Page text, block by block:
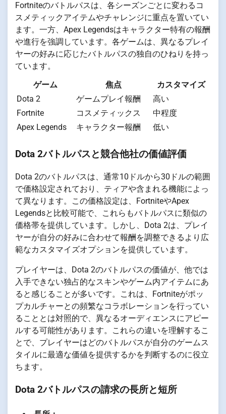
Fortniteのバトルパスは、各シーズンごとに変わるコ
スメティックアイテムやチャレンジに重点を置いてい
ます。一方、Apex Legendsはキャラクター特有の報酬
や進行を強調しています。各ゲームは、異なるプレイ
ヤーの好みに応じたバトルパスの独自のひねりを持っ
ています。
ゲーム
焦点
カスタマイズ
Dota 2
ゲームプレイ報酬
高い
Fortnite
コスメティックス
中程度
Apex Legends
キャラクター報酬 低い
Dota 2バトルパスと競合他社の価値評価
Dota 2のバトルパスは、通常10ドルから30ドルの範囲
で価格設定されており、ティアや含まれる機能によっ
て異なります。この価格設定は、FortniteやApex
Legendsと比較可能で、これらもバトルパスに類似の
価格帯を提供しています。しかし、Dota 2は、プレイ
ヤーが自分の好みに合わせて報酬を調整できるより広
範なカスタマイズオプションを提供しています。
プレイヤーは、Dota 2のバトルパスの価値が、他では
入手できない独占的なスキンやゲーム内アイテムにあ
ると感じることが多いです。これは、Fortniteがポッ
プカルチャーとの頻繁なコラボレーションを行ってい
ることとは対照的で、異なるオーディエンスにアピー
ルする可能性があります。これらの違いを理解するこ
とで、プレイヤーはどのバトルパスが自分のゲームス
タイルに最適な価値を提供するかを判断するのに役立
ちます。
Dota 2バトルパスの請求の長所と短所